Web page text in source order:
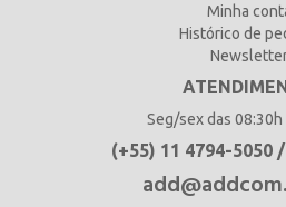
Minha
Histórico de
Seg/sex das 08:30h
(+55) 11 4794-5050